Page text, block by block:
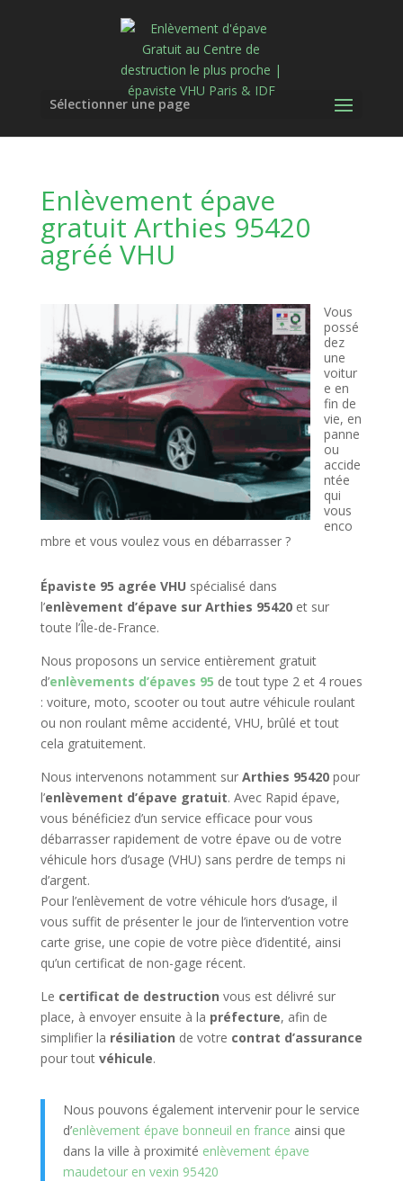
Sélectionner une page
Enlèvement épave
gratuit Arthies 95420
agréé VHU
Vous
possé
dez
une
voitur
e en
fin de
vie, en
panne
ou
accide
ntée
qui
vous
enco
mbre et vous voulez vous en débarrasser ?
Épaviste 95 agrée VHU spécialisé dans
l’enlèvement d’épave sur Arthies 95420et sur
toute l’Île-de-France.
Nous proposons un service entièrement gratuit
d’enlèvements d’épaves 95 de tout type 2 et 4 roues
: voiture, moto, scooter ou tout autre véhicule roulant
ou non roulant même accidenté, VHU, brûlé et tout
cela gratuitement.
Nous intervenons notamment sur Arthies 95420pour
l’enlèvement d’épave gratuit. Avec Rapid épave,
vous bénéficiez d’un service efficace pour vous
débarrasser rapidement de votre épave ou de votre
véhicule hors d’usage (VHU) sans perdre de temps ni
d’argent.
Pour l’enlèvement de votre véhicule hors d’usage, il
vous suffit de présenter le jour de l’intervention votre
carte grise, une copie de votre pièce d’identité, ainsi
qu’un certificat de non-gage récent.
Le certificat de destruction vous est délivré sur
place, à envoyer ensuite à la préfecture, afin de
simplifier la résiliation de votre contrat d’assurance
pour tout véhicule.
Nous pouvons également intervenir pour le service
d’enlèvement épave bonneuil en france ainsi que
dans la ville à proximité enlèvement épave
maudetour en vexin 95420